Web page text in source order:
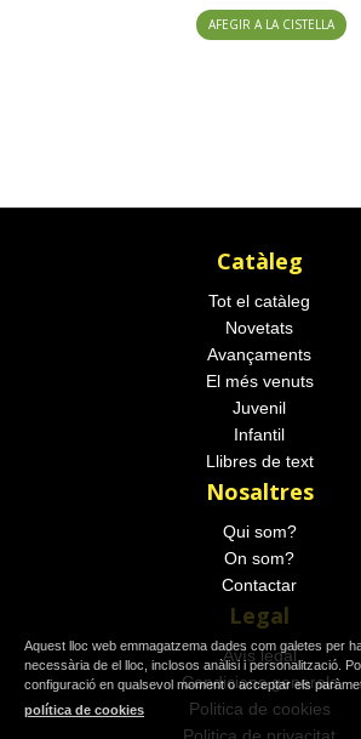
AFEGIR A LA CISTELLA
Catàleg
Tot el catàleg
Novetats
Avançaments
El més venuts
Juvenil
Infantil
Llibres de text
Nosaltres
Qui som?
On som?
Contactar
Legal
Avís legal
Condicions generals
Politica de cookies
Politica de privacitat
Aquest lloc web emmagatzema dades com galetes per
necessària de el lloc, inclosos anàlisi i personalització.
configuració en qualsevol moment o acceptar els
política de cookies